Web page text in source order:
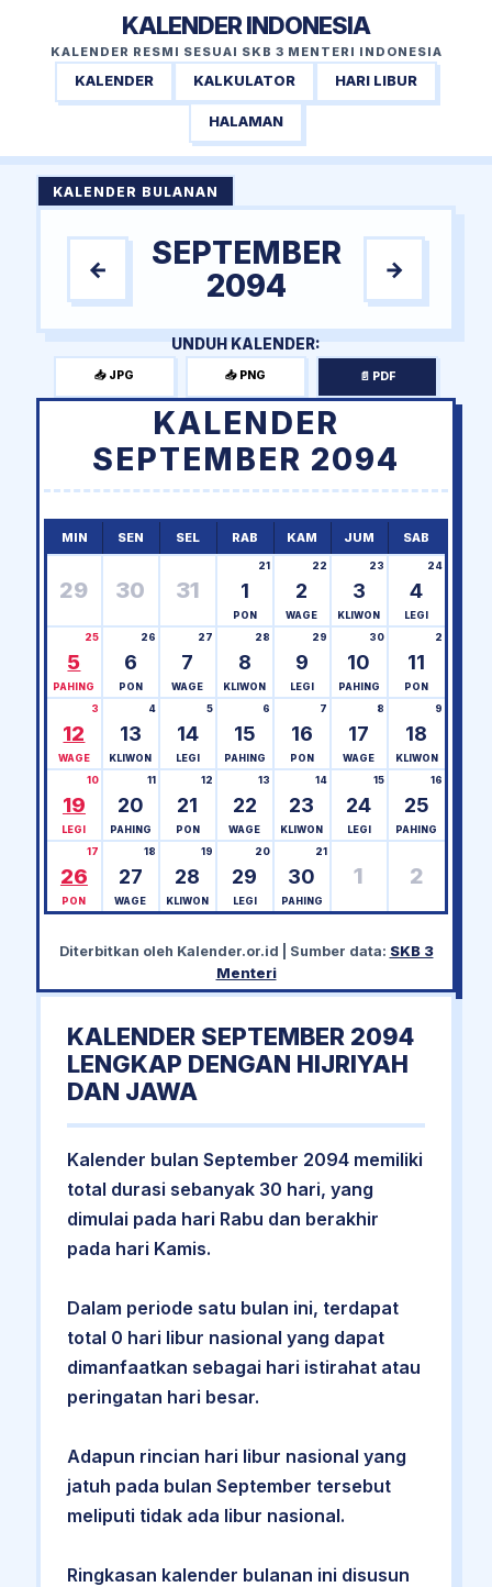
KALENDER INDONESIA
KALENDER RESMI SESUAI SKB 3 MENTERI INDONESIA
KALENDER KALKULATOR HARI LIBUR
HALAMAN
KALENDER BULANAN
←
SEPTEMBER
2094
→
UNDUH KALENDER:
📥 JPG 📥 PNG 📄 PDF
KALENDER
SEPTEMBER 2094
MIN SEN SEL RAB KAM JUM SAB
29 30 31 1
21
PON
2
22
WAGE
3
23
KLIWON
4
24
LEGI
5
25
PAHING
6
26
PON
7
27
WAGE
8
28
KLIWON
9
29
LEGI
10
30
PAHING
11
2
PON
12
3
WAGE
13
4
KLIWON
14
5
LEGI
15
6
PAHING
16
7
PON
17
8
WAGE
18
9
KLIWON
19
10
LEGI
20
11
PAHING
21
12
PON
22
13
WAGE
23
14
KLIWON
24
15
LEGI
25
16
PAHING
26
17
PON
27
18
WAGE
28
19
KLIWON
29
20
LEGI
30
21
PAHING
1 2
Diterbitkan oleh Kalender.or.id | Sumber data: SKB 3
Menteri
KALENDER SEPTEMBER 2094
LENGKAP DENGAN HIJRIYAH
DAN JAWA
Kalender bulan September 2094 memiliki
total durasi sebanyak 30 hari, yang
dimulai pada hari Rabu dan berakhir
pada hari Kamis.
Dalam periode satu bulan ini, terdapat
total 0 hari libur nasional yang dapat
dimanfaatkan sebagai hari istirahat atau
peringatan hari besar.
Adapun rincian hari libur nasional yang
jatuh pada bulan September tersebut
meliputi tidak ada libur nasional.
Ringkasan kalender bulanan ini disusun